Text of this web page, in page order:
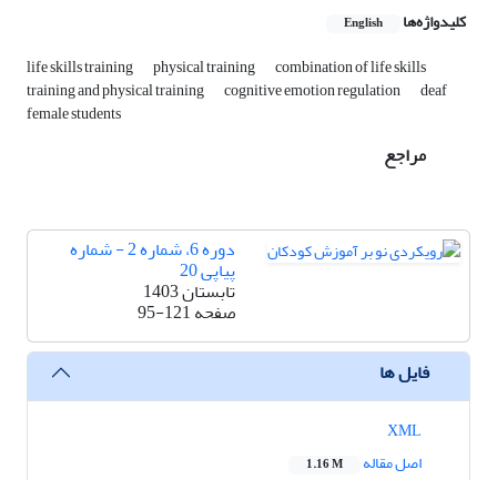
کلیدواژه‌ها English
life skills training physical training combination of life skills
training and physical training cognitive emotion regulation deaf
female students
مراجع
دوره 6، شماره 2 - شماره
پیاپی 20
تابستان 1403
صفحه95-121
فایل ها
اصل مقاله
1.16 M